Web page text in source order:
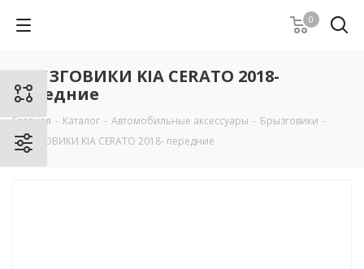
0
БРЫЗГОВИКИ KIA CERATO 2018-
передние
Главная - Каталог - Автомобильные аксессуары - Брызговики -
БРЫЗГОВИКИ KIA CERATO 2018- передние